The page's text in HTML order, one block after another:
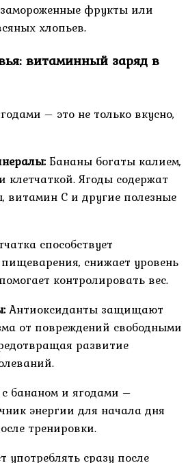
фрукты или
хлопьев.
витаминный заряд в
– это не только вкусно,
Бананы богаты калием,
клетчаткой. Ягоды содержат
витамин C и другие полезные
способствует
снижает уровень
контролировать вес.
Антиоксиданты защищают
от повреждений свободными
развитие
бананом и ягодами –
энергии для начала дня
тренировки.
употреблять сразу после